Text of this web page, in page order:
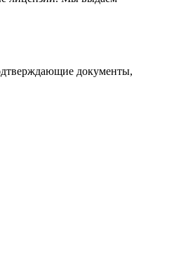
документы,